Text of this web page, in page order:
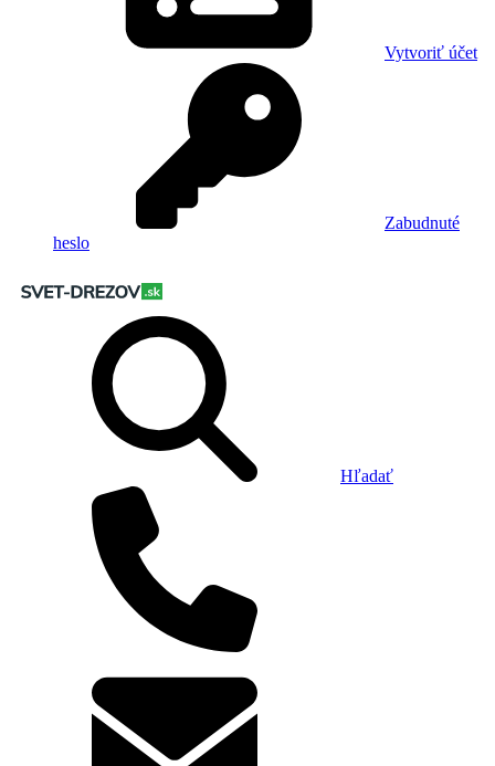
Vytvoriť účet
Zabudnuté
heslo
Hľadať